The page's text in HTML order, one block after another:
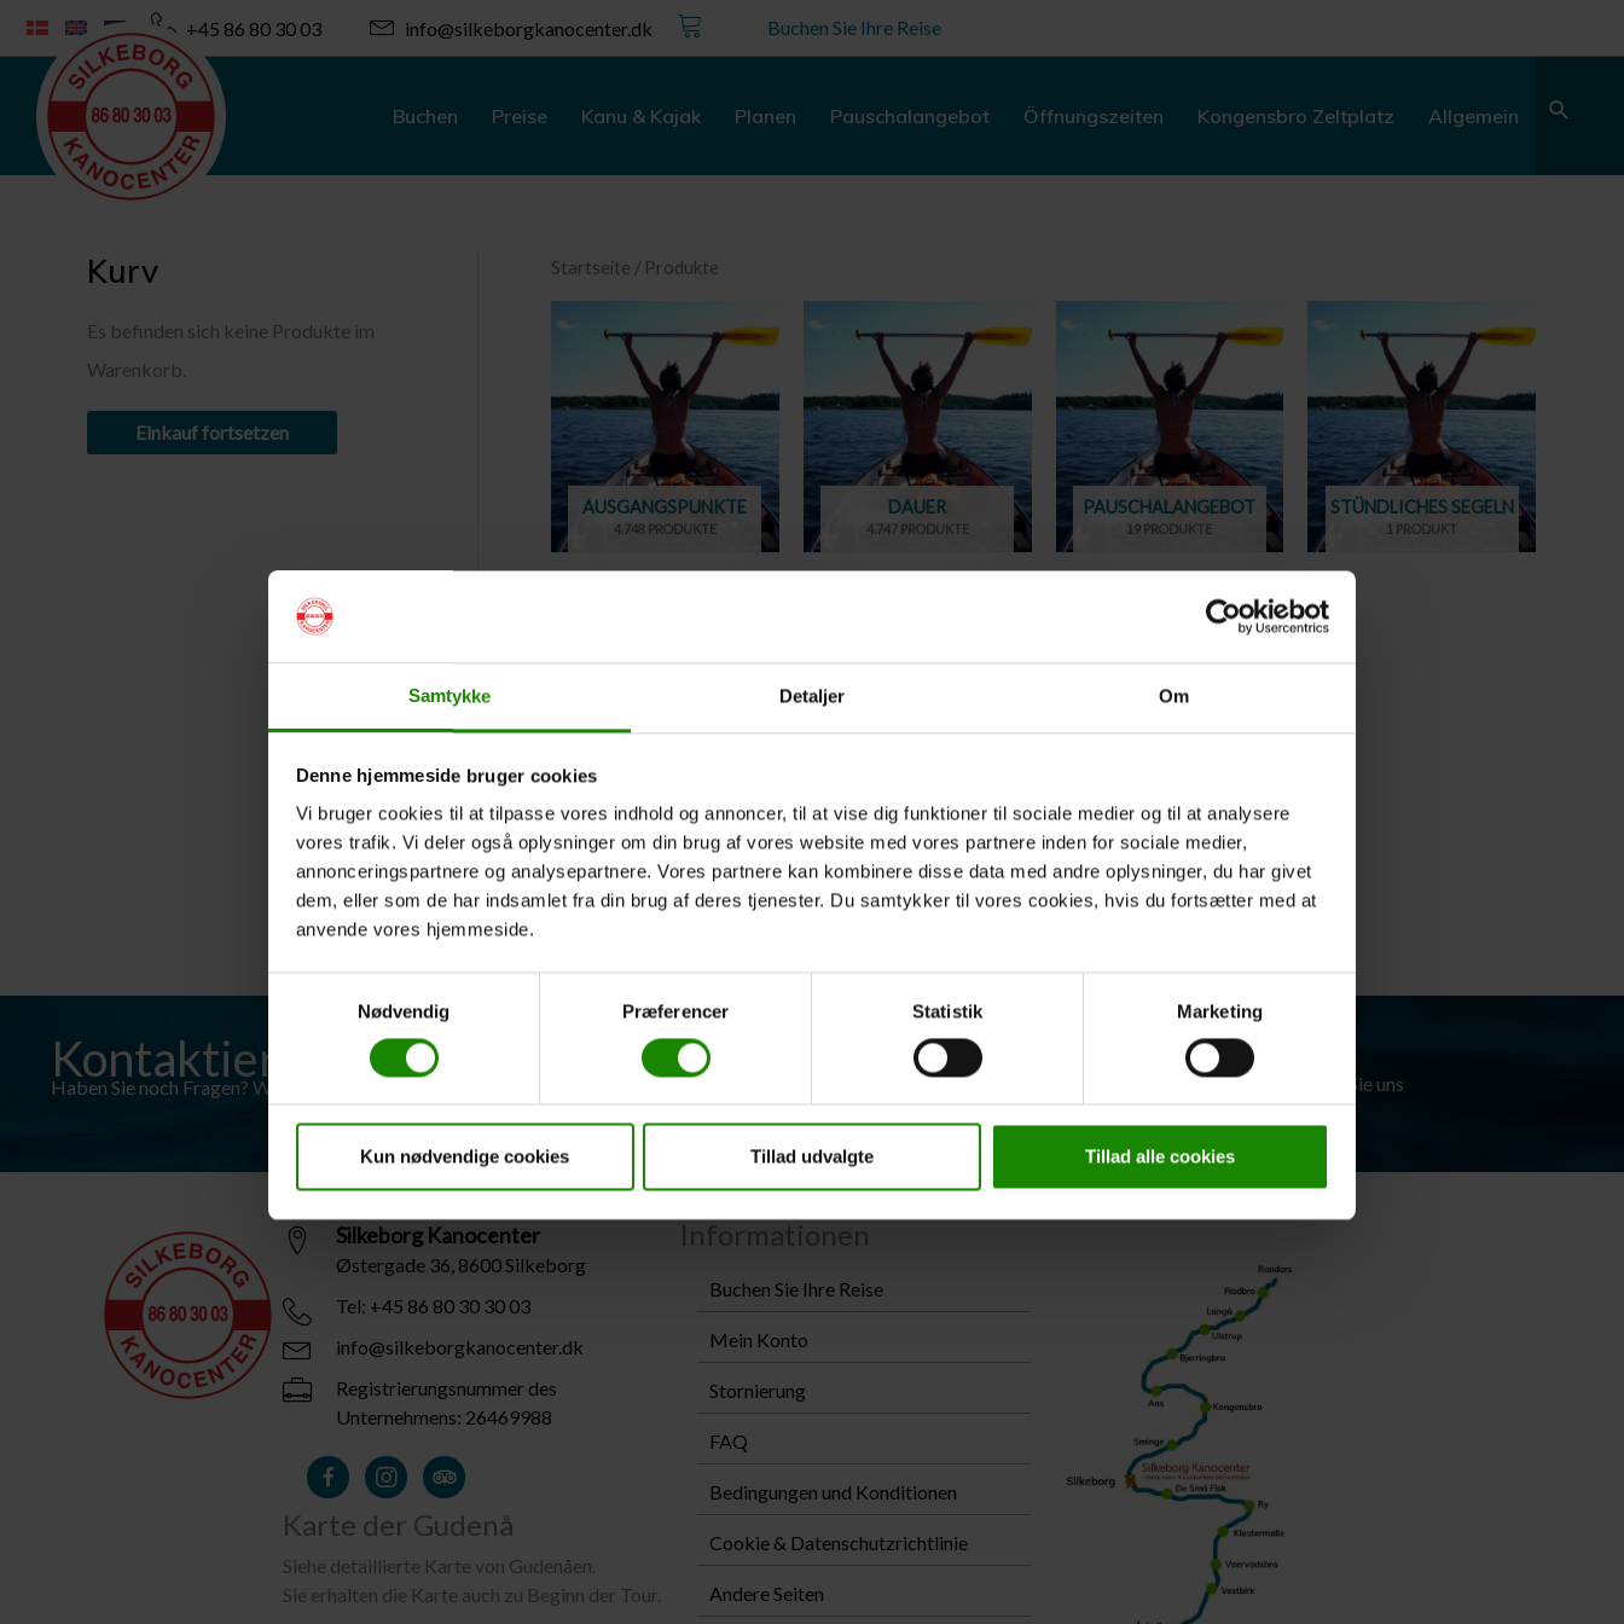
Samtykke Detaljer Om
Denne hjemmeside bruger cookies
Vi bruger cookies til at tilpasse vores indhold og annoncer, til at vise dig funktioner til sociale medier og til at analysere
vores trafik. Vi deler også oplysninger om din brug af vores website med vores partnere inden for sociale medier,
annonceringspartnere og analysepartnere. Vores partnere kan kombinere disse data med andre oplysninger, du har givet
dem, eller som de har indsamlet fra din brug af deres tjenester. Du samtykker til vores cookies, hvis du fortsætter med at
anvende vores hjemmeside.
Nødvendig
Præferencer Statistik Marketing
Kun nødvendige cookies Tillad udvalgte Tillad alle cookies
Inhalt
springen
+45 86 80 30 03 info@silkeborgkanocenter.dk Kurv Buchen Sie Ihre Reise
Buchen Preise Kanu & Kajak Planen Pauschalangebot Öffnungszeiten Kongensbro Zeltplatz Allgemein
Kurv
Es befinden sich keine Produkte im
Warenkorb.
Einkauf fortsetzen
Startseite / Produkte
AUSGANGSPUNKTE
4.748 PRODUKTE
DAUER
4.747 PRODUKTE
PAUSCHALANGEBOT
19 PRODUKTE
STÜNDLICHES SEGELN
1 PRODUKT
TELTPLADS
2 PRODUKTE
OPTIONALE EXTRAS
1 PRODUKT
OPTIONALES ENDZIEL
252 PRODUKTE
Kontaktieren Sie uns heute
Haben Sie noch Fragen? Wir sind immer bereit, Ihnen zu helfen. Senden Sie uns eine E-Mail oder rufen Sie uns an. Kontaktieren Sie uns
Silkeborg Kanocenter
Østergade 36, 8600 Silkeborg
Tel: +45 86 80 30 30 03
info@silkeborgkanocenter.dk
Registrierungsnummer des
Unternehmens: 26469988
Karte der Gudenå
Siehe detaillierte Karte von Gudenåen.
Sie erhalten die Karte auch zu Beginn der Tour.
Informationen
Buchen Sie Ihre Reise
Mein Konto
Stornierung
FAQ
Bedingungen und Konditionen
Cookie & Datenschutzrichtlinie
Andere Seiten